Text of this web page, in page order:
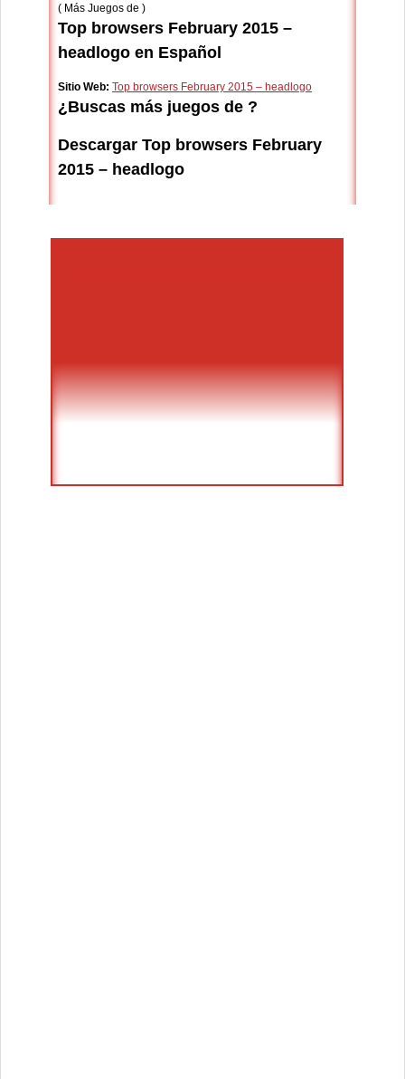
( Más Juegos de )
Top browsers February 2015 –
headlogo en Español
Sitio Web: Top browsers February 2015 – headlogo
¿Buscas más juegos de ?
Descargar Top browsers February
2015 – headlogo